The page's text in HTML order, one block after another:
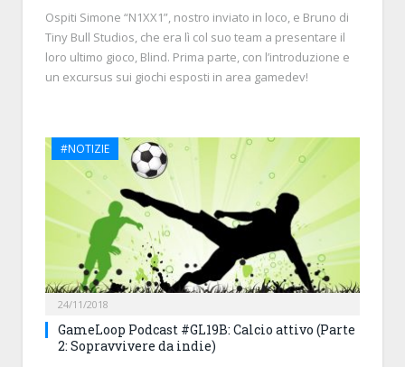
Ospiti Simone “N1XX1”, nostro inviato in loco, e Bruno di
Tiny Bull Studios, che era lì col suo team a presentare il
loro ultimo gioco, Blind. Prima parte, con l’introduzione e
un excursus sui giochi esposti in area gamedev!
#NOTIZIE
24/11/2018
GameLoop Podcast #GL19B: Calcio attivo (Parte
2: Sopravvivere da indie)